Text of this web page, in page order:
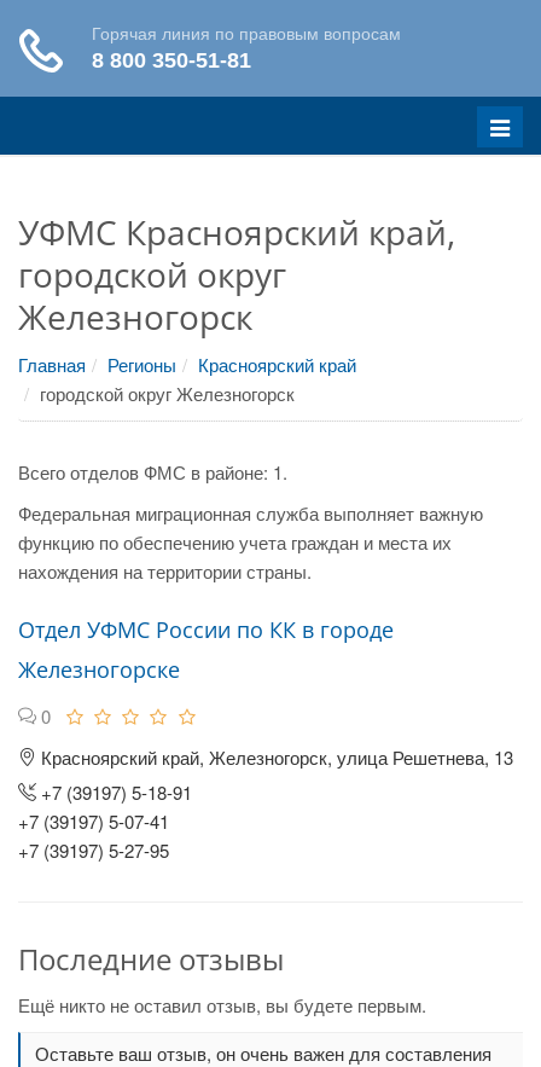
Меню
УФМС Красноярский край,
городской округ
Железногорск
Главная Регионы
Красноярский край
городской округ Железногорск
Всего отделов ФМС в районе: 1.
Федеральная миграционная служба выполняет важную
функцию по обеспечению учета граждан и места их
нахождения на территории страны.
Отдел УФМС России по КК в городе
Железногорске
0
Красноярский край, Железногорск, улица Решетнева, 13
+7 (39197) 5-18-91
+7 (39197) 5-07-41
+7 (39197) 5-27-95
Последние отзывы
Ещё никто не оставил отзыв, вы будете первым.
Оставьте ваш отзыв, он очень важен для составления